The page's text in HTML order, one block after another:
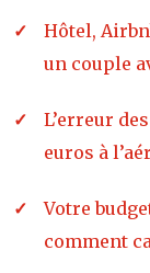
Hôtel,
un couple
L’erreur
euros à
Votre
comment